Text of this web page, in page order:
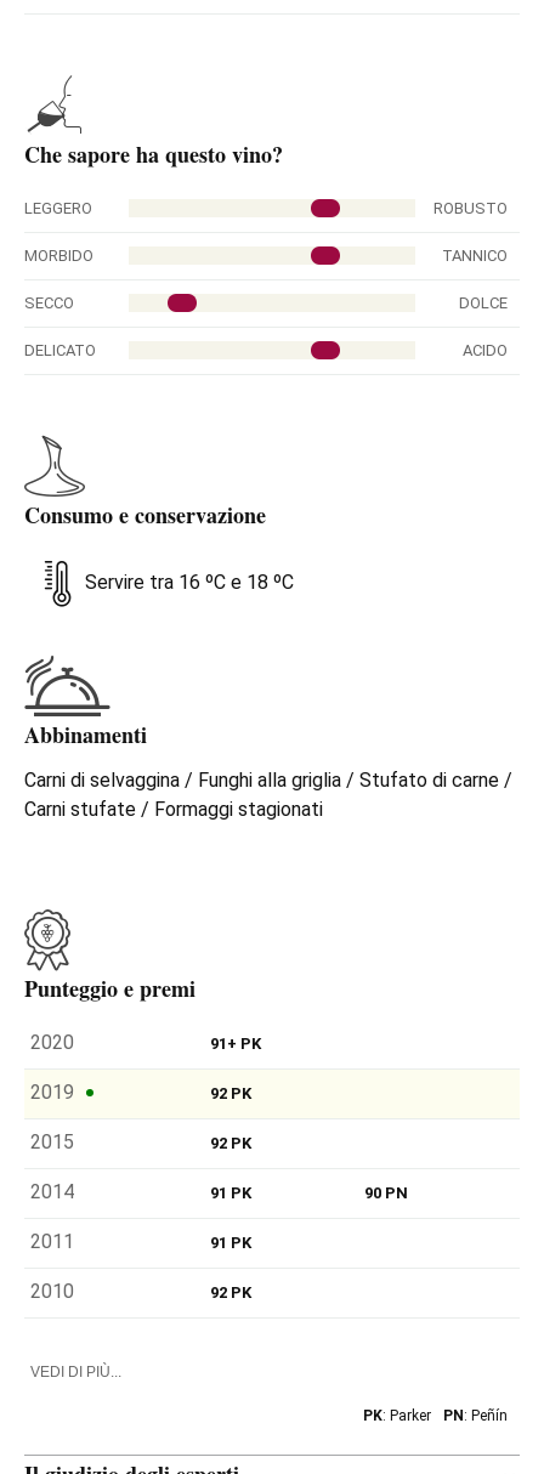
Che sapore ha questo vino?
LEGGERO ROBUSTO
MORBIDO TANNICO
SECCO DOLCE
DELICATO ACIDO
Consumo e conservazione
Servire tra 16 ºC e 18 ºC
Abbinamenti
Carni di selvaggina / Funghi alla griglia / Stufato di carne /
Carni stufate / Formaggi stagionati
Punteggio e premi
2020 91+ PK
2019 92 PK
2015 92 PK
2014 91 PK 90 PN
2011 91 PK
2010 92 PK
VEDI DI PIÙ...
PK: Parker PN: Peñín